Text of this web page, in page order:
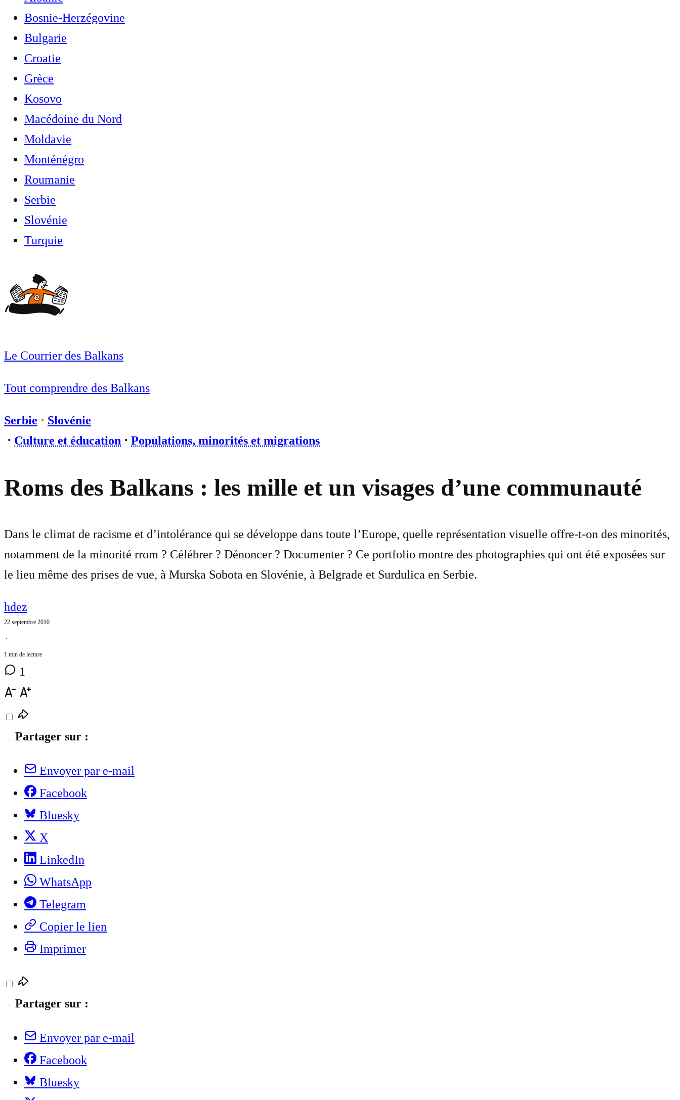
Bosnie-Herzégovine
Bulgarie
Croatie
Grèce
Kosovo
Macédoine du Nord
Moldavie
Monténégro
Roumanie
Serbie
Slovénie
Turquie
Le Courrier des Balkans
Tout comprendre des Balkans
Serbie ⋅ Slovénie
⋅ Culture et éducation ⋅ Populations, minorités et migrations
Roms des Balkans : les mille et un visages d’une communauté
Dans le climat de racisme et d’intolérance qui se développe dans toute l’Europe, quelle représentation visuelle offre-t-on des minorités,
notamment de la minorité rrom ? Célébrer ? Dénoncer ? Documenter ? Ce portfolio montre des photographies qui ont été exposées sur
le lieu même des prises de vue, à Murska Sobota en Slovénie, à Belgrade et Surdulica en Serbie.
hdez
22 septembre 2010
⋅
1 min de lecture
1
Partager sur :
Envoyer par e-mail
Facebook
Bluesky
X
LinkedIn
WhatsApp
Telegram
Copier le lien
Imprimer
Partager sur :
Envoyer par e-mail
Facebook
Bluesky